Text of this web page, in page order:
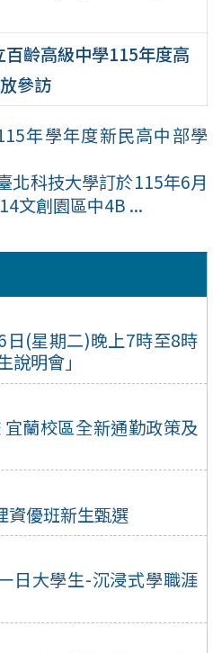
(星期二)晚上7時至8時
明會」
蘭校區全新通勤政策及
資優班新生甄選
日大學生-沉浸式學職涯
百齡高級中學115年度高
參訪
年學年度新民高中部學
北科技大學訂於115年6月
文創園區中4B ...